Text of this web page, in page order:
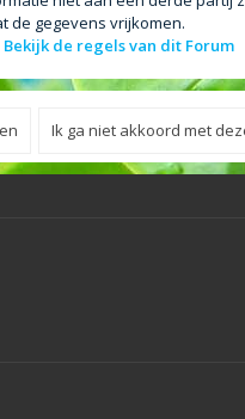
de gegevens vrijkomen.
Bekijk de regels van dit Forum